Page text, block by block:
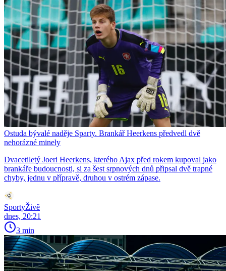
Ostuda bývalé naděje Sparty. Brankář Heerkens předvedl dvě
nehorázné minely
Dvacetiletý Joeri Heerkens, kterého Ajax před rokem kupoval jako
brankáře budoucnosti, si za šest srpnových dnů připsal dvě trapné
chyby, jednu v přípravě, druhou v ostrém zápase.
SportyŽivě
dnes, 20:21
3 min